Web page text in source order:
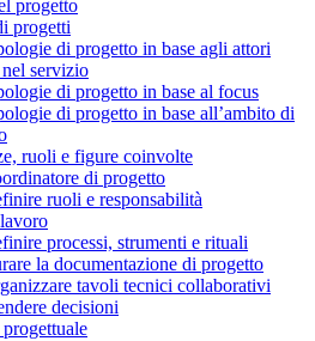
progetto
progetti
di progetto in base agli attori
servizio
di progetto in base al focus
di progetto in base all’ambito di
ruoli e figure coinvolte
di progetto
ruoli e responsabilità
processi, strumenti e rituali
la documentazione di progetto
tavoli tecnici collaborativi
decisioni